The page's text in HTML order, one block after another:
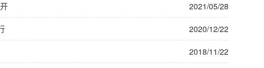
2021/05/28
2020/12/22
2018/11/22